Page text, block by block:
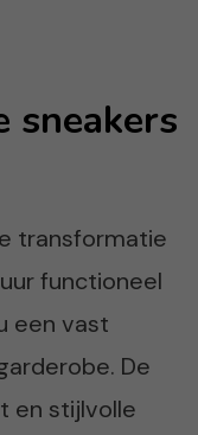
sneakers
transformatie
functioneel
een vast
De
en stijlvolle